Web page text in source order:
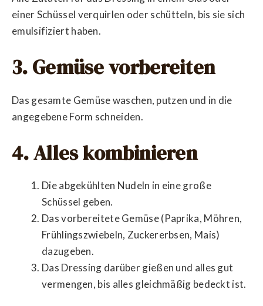
einer Schüssel verquirlen oder schütteln, bis sie sich
emulsifiziert haben.
3. Gemüse vorbereiten
Das gesamte Gemüse waschen, putzen und in die
angegebene Form schneiden.
4. Alles kombinieren
Die abgekühlten Nudeln in eine große
Schüssel geben.
Das vorbereitete Gemüse (Paprika, Möhren,
Frühlingszwiebeln, Zuckererbsen, Mais)
dazugeben.
Das Dressing darüber gießen und alles gut
vermengen, bis alles gleichmäßig bedeckt ist.